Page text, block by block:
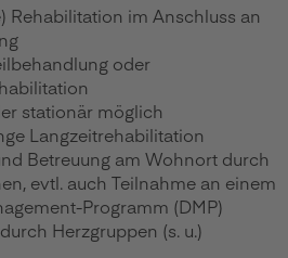
Rehabilitation im Anschluss an
oder
stationär möglich
Langzeitrehabilitation
Betreuung am Wohnort durch
evtl. auch Teilnahme an einem
Programm (DMP)
Herzgruppen (s. u.)